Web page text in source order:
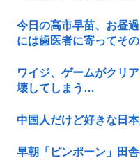
今日の高市早苗、お昼
には歯医者に寄ってそ
ワイジ、ゲームがクリ
壊してしまう…
中国人だけど好きな日
早朝「ピンポーン」田